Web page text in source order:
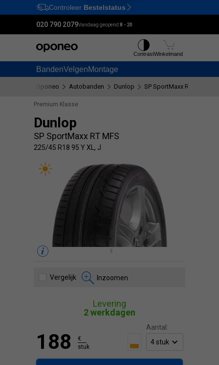
Ctrl M
Controleer Bestelstatus
020 790 2079Vandaag geopend:8 - 20
BandenVelgenMontage
ContrastWinkelmand
Oponeo Autobanden Dunlop SP SportMaxx RT MFS
Premium Klasse
Dunlop
SP SportMaxx RT MFS
225/45 R18 95 Y XL, J
Vergelijk Inzoomen
Levering
2 werkdagen
Aantal:
188
€
stuk